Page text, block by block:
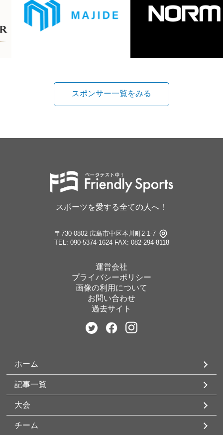
スポンサー一覧をみる
スポーツを愛する全ての人へ！
〒730-0802 広島市中区本川町2-1-7
TEL: 090-5374-1624 FAX: 082-294-8118
運営会社
プライバシーポリシー
画像の利用について
お問い合わせ
過去サイト
ホーム
記事一覧
大会
チーム